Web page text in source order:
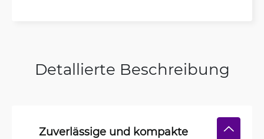
Detallierte Beschreibung
Zuverlässige und kompakte